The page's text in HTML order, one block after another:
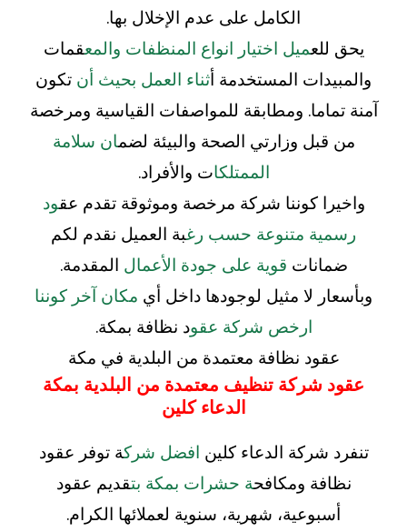
الكامل على عدم الإخلال بها.
يحق للعميل اختيار انواع المنظفات والمعقمات
والمبيدات المستخدمة أثناء العمل بحيث أن تكون
آمنة تماما. ومطابقة للمواصفات القياسية ومرخصة
من قبل وزارتي الصحة والبيئة لضمان سلامة
الممتلكات والأفراد.
واخيرا كوننا شركة مرخصة وموثوقة تقدم عقود
رسمية متنوعة حسب رغبة العميل نقدم لكم
ضمانات قوية على جودة الأعمال المقدمة.
وبأسعار لا مثيل لوجودها داخل أي مكان آخر كوننا
ارخص شركة عقود نظافة بمكة.
عقود نظافة معتمدة من البلدية في مكة
عقود شركة تنظيف معتمدة من البلدية بمكة
الدعاء كلين
تنفرد شركة الدعاء كلين افضل شركة توفر عقود
نظافة ومكافحة حشرات بمكة بتقديم عقود
أسبوعية، شهرية، سنوية لعملائها الكرام.